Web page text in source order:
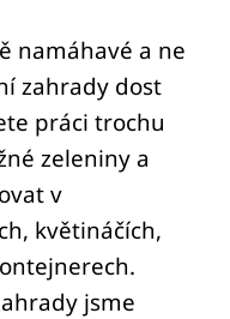
namáhavé a ne
zahrady dost
práci trochu
zeleniny a
v
květináčích,
jsme